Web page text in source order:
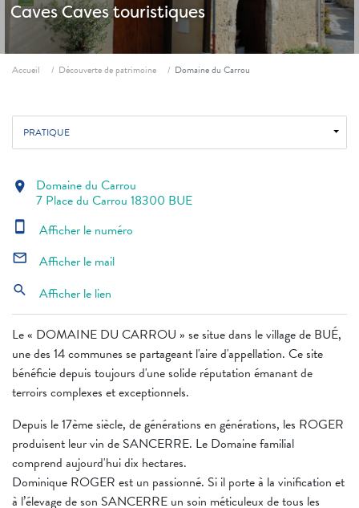
CavesCaves touristiques
Fil d'ariane
Accueil Découverte de patrimoine Domaine du Carrou
PRATIQUE
Le « DOMAINE DU CARROU » se situe dans le village de BUÉ,
une des 14 communes se partageant l'aire d'appellation. Ce site
bénéficie depuis toujours d'une solide réputation émanant de
terroirs complexes et exceptionnels.
Depuis le 17ème siècle, de générations en générations, les ROGER
produisent leur vin de SANCERRE. Le Domaine familial
comprend aujourd'hui dix hectares.
Dominique ROGER est un passionné. Si il porte à la vinification et
à l’élevage de son SANCERRE un soin méticuleux de tous les
location_on Domaine du Carrou
7 Place du Carrou 18300 BUE
smartphone Afficher le numéro
mail_outline Afficher le mail
search Afficher le lien